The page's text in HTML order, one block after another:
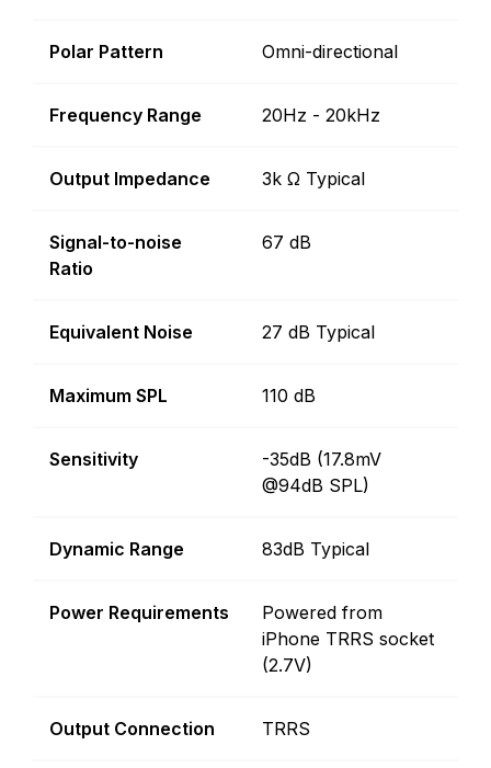
Polar Pattern Omni-directional
Frequency Range 20Hz - 20kHz
Output Impedance 3k Ω Typical
Signal-to-noise
Ratio
67 dB
Equivalent Noise 27 dB Typical
Maximum SPL 110 dB
Sensitivity
-35dB (17.8mV
@94dB SPL)
Dynamic Range 83dB Typical
Power Requirements
Powered from
iPhone TRRS socket
(2.7V)
Output Connection TRRS